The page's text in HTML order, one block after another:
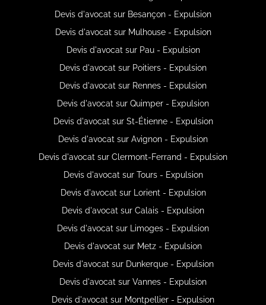
Devis d'avocat sur Besançon - Expulsion
Devis d'avocat sur Mulhouse - Expulsion
Devis d'avocat sur Pau - Expulsion
Devis d'avocat sur Poitiers - Expulsion
Devis d'avocat sur Rennes - Expulsion
Devis d'avocat sur Quimper - Expulsion
Devis d'avocat sur St-Étienne - Expulsion
Devis d'avocat sur Avignon - Expulsion
Devis d'avocat sur Clermont-Ferrand - Expulsion
Devis d'avocat sur Tours - Expulsion
Devis d'avocat sur Lorient - Expulsion
Devis d'avocat sur Calais - Expulsion
Devis d'avocat sur Limoges - Expulsion
Devis d'avocat sur Metz - Expulsion
Devis d'avocat sur Dunkerque - Expulsion
Devis d'avocat sur Vannes - Expulsion
Devis d'avocat sur Montpellier - Expulsion